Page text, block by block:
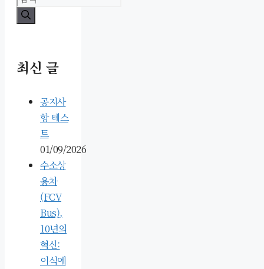
최신 글
공지사
항 테스
트
01/09/2026
수소상
용차
(FCV
Bus),
10년의
혁신:
이식에